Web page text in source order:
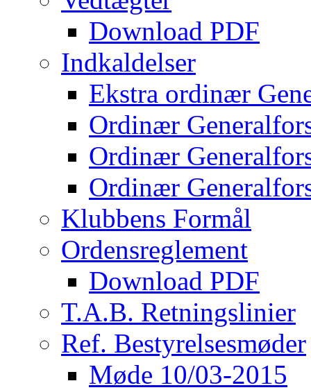
Download PDF
Indkaldelser
Ekstra ordinær
Ordinær
Ordinær
Ordinær
Klubbens Formål
Ordensreglement
Download PDF
T.A.B. Retningslinier
Ref. Bestyrelsesmøder
Møde 10/03-2015